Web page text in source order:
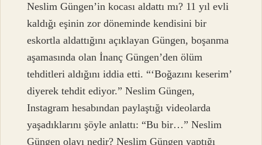
Neslim Güngen’in kocası aldattı mı? 11 yıl evli
kaldığı eşinin zor döneminde kendisini bir
eskortla aldattığını açıklayan Güngen, boşanma
aşamasında olan İnanç Güngen’den ölüm
tehditleri aldığını iddia etti. “‘Boğazını keserim’
diyerek tehdit ediyor.” Neslim Güngen,
Instagram hesabından paylaştığı videolarda
yaşadıklarını şöyle anlattı: “Bu bir…” Neslim
Güngen olayı nedir? Neslim Güngen yaptığı